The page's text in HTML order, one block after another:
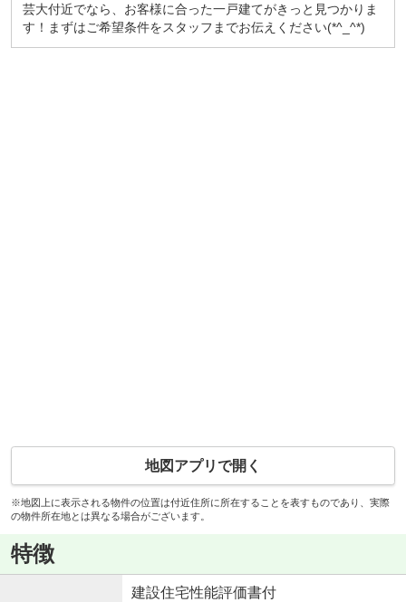
芸大付近でなら、お客様に合った一戸建てがきっと見つかりま
す！まずはご希望条件をスタッフまでお伝えください(*^_^*)
地図アプリで開く
※地図上に表示される物件の位置は付近住所に所在することを表すものであり、実際
の物件所在地とは異なる場合がございます。
特徴
建設住宅性能評価書付